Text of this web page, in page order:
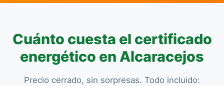
Cuánto cuesta el certificado
energético en Alcaracejos
Precio cerrado, sin sorpresas. Todo incluido: